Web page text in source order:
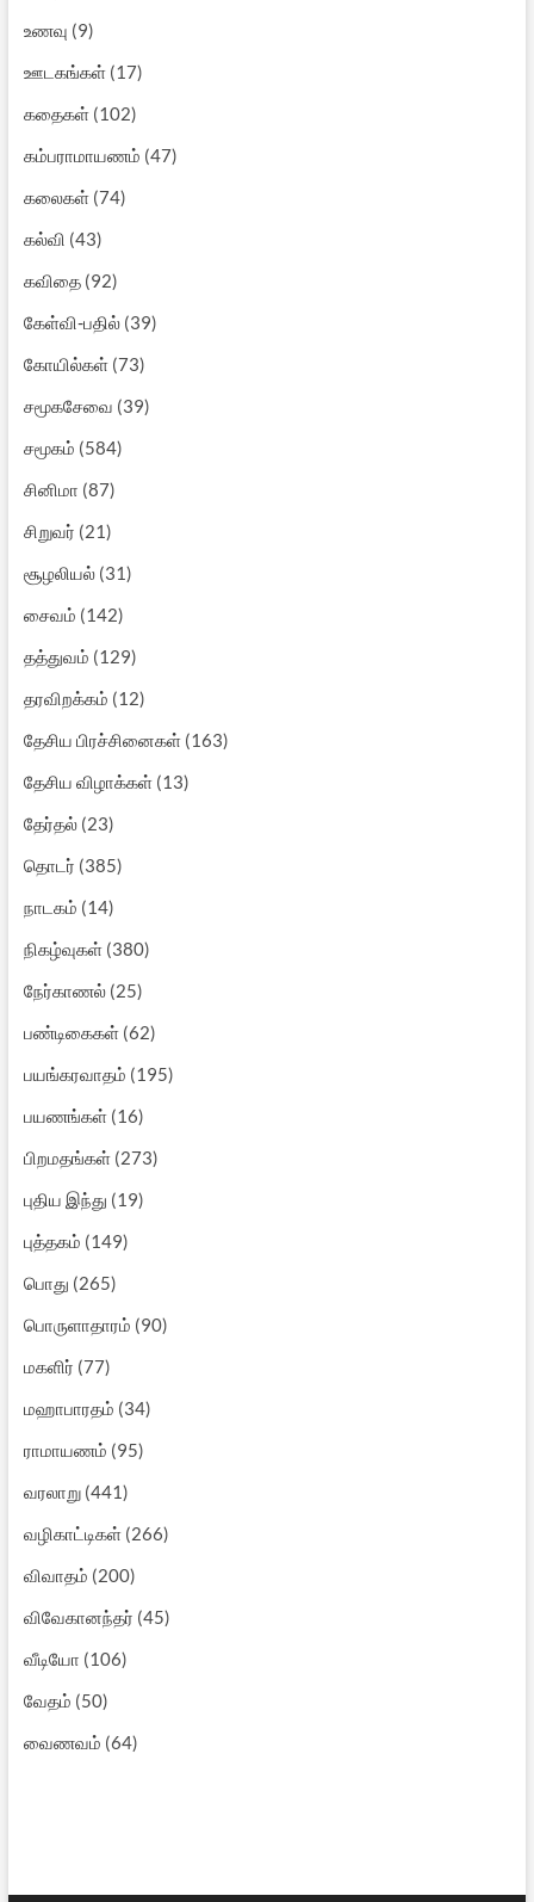
உணவு (9)
ஊடகங்கள்(17)
கதைகள்(102)
கம்பராமாயணம் (47)
கலைகள்(74)
கல்வி (43)
கவிதை(92)
கேள்வி-பதில்(39)
கோயில்கள்(73)
சமூகசேவை (39)
சமூகம் (584)
சினிமா (87)
சிறுவர் (21)
சூழலியல்(31)
சைவம் (142)
தத்துவம் (129)
தரவிறக்கம் (12)
தேசிய பிரச்சினைகள்(163)
தேசிய விழாக்கள்(13)
தேர்தல்(23)
தொடர் (385)
நாடகம் (14)
நிகழ்வுகள்(380)
நேர்காணல்(25)
பண்டிகைகள்(62)
பயங்கரவாதம் (195)
பயணங்கள்(16)
பிறமதங்கள்(273)
புதிய இந்து (19)
புத்தகம் (149)
பொது (265)
பொருளாதாரம் (90)
மகளிர் (77)
மஹாபாரதம் (34)
ராமாயணம் (95)
வரலாறு(441)
வழிகாட்டிகள்(266)
விவாதம் (200)
விவேகானந்தர் (45)
வீடியோ (106)
வேதம் (50)
வைணவம் (64)